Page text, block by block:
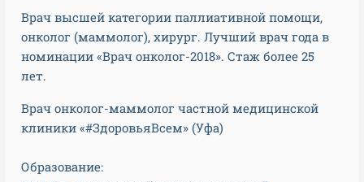
Врач высшей категории паллиативной помощи,
онколог (маммолог), хирург. Лучший врач года в
номинации «Врач онколог-2018». Стаж более 25
лет.
Врач онколог-маммолог частной медицинской
клиники «#ЗдоровьяВсем» (Уфа)
Образование: